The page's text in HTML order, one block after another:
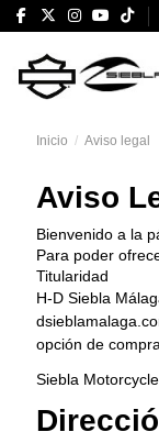
Inicio Aviso legal
Aviso
Bienvenido a la
Para poder
Titularidad
H-D Siebla
opción de
Siebla